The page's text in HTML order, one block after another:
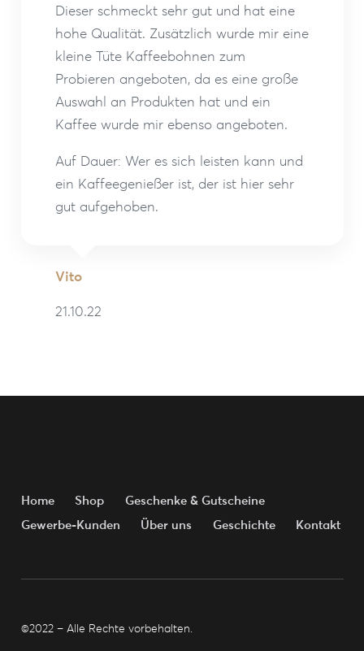
Dieser schmeckt sehr gut und hat eine
hohe Qualität. Zusätzlich wurde mir eine
kleine Tüte Kaffeebohnen zum
Probieren angeboten, da es eine große
Auswahl an Produkten hat und ein
Kaffee wurde mir ebenso angeboten.
Auf Dauer: Wer es sich leisten kann und
ein Kaffeegenießer ist, der ist hier sehr
gut aufgehoben.
Vito
21.10.22
Home Shop
Geschenke & Gutscheine
Gewerbe-Kunden
Über uns Geschichte Kontakt
©2022 – Alle Rechte vorbehalten.